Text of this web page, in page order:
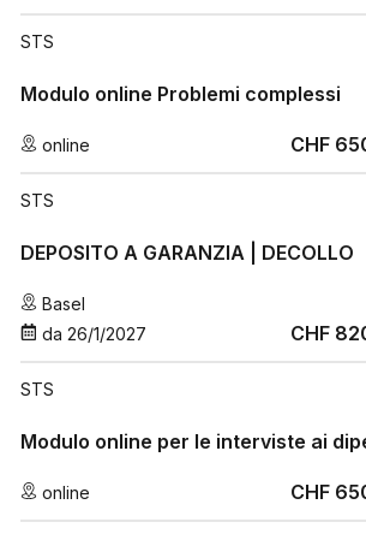
STS
Modulo online Problemi complessi
online CHF
STS
DEPOSITO A GARANZIA | DECOLLO
Basel
da 26/1/2027 CHF
STS
Modulo online per le interviste ai
online CHF